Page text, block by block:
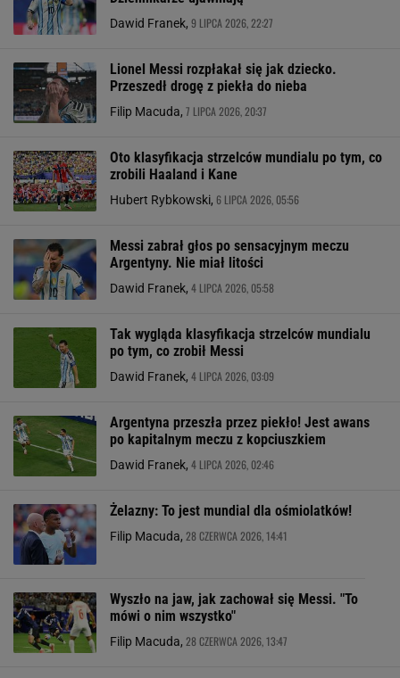
Dawid Franek, 9 LIPCA 2026, 22:27
Lionel Messi rozpłakał się jak dziecko.
Przeszedł drogę z piekła do nieba
Filip Macuda, 7 LIPCA 2026, 20:37
Oto klasyfikacja strzelców mundialu po tym, co
zrobili Haaland i Kane
Hubert Rybkowski, 6 LIPCA 2026, 05:56
Messi zabrał głos po sensacyjnym meczu
Argentyny. Nie miał litości
Dawid Franek, 4 LIPCA 2026, 05:58
Tak wygląda klasyfikacja strzelców mundialu
po tym, co zrobił Messi
Dawid Franek, 4 LIPCA 2026, 03:09
Argentyna przeszła przez piekło! Jest awans
po kapitalnym meczu z kopciuszkiem
Dawid Franek, 4 LIPCA 2026, 02:46
Żelazny: To jest mundial dla ośmiolatków!
Filip Macuda, 28 CZERWCA 2026, 14:41
Wyszło na jaw, jak zachował się Messi. "To
mówi o nim wszystko"
Filip Macuda, 28 CZERWCA 2026, 13:47